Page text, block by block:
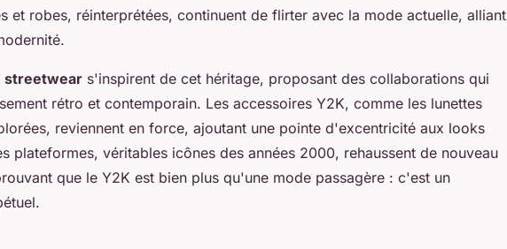
et robes, réinterprétées, continuent de flirter avec la mode actuelle, alliant
streetwear s'inspirent de cet héritage, proposant des collaborations qui
rétro et contemporain. Les accessoires Y2K, comme les lunettes
reviennent en force, ajoutant une pointe d'excentricité aux looks
plateformes, véritables icônes des années 2000, rehaussent de nouveau
que le Y2K est bien plus qu'une mode passagère : c'est un